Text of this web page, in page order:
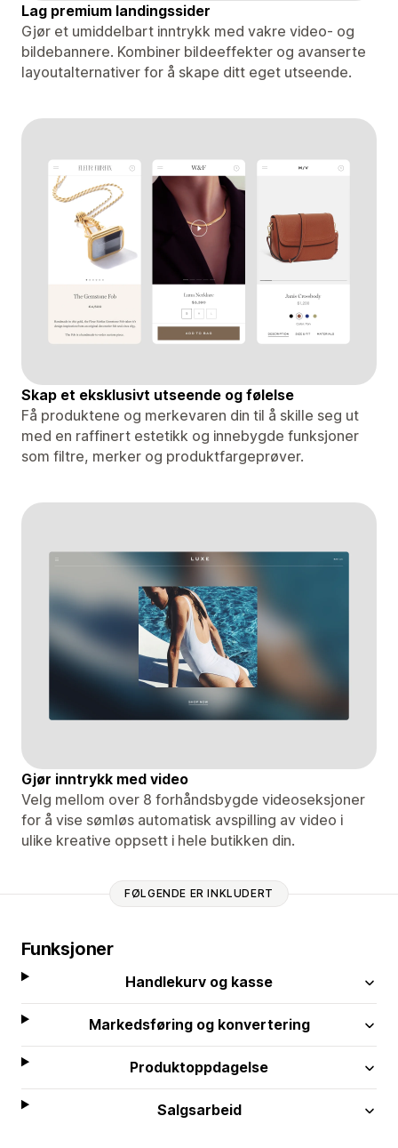
Lag premium landingssider
Gjør et umiddelbart inntrykk med vakre video- og
bildebannere. Kombiner bildeeffekter og avanserte
layoutalternativer for å skape ditt eget utseende.
Skap et eksklusivt utseende og følelse
Få produktene og merkevaren din til å skille seg ut
med en raffinert estetikk og innebygde funksjoner
som filtre, merker og produktfargeprøver.
Gjør inntrykk med video
Velg mellom over 8 forhåndsbygde videoseksjoner
for å vise sømløs automatisk avspilling av video i
ulike kreative oppsett i hele butikken din.
FØLGENDE ER INKLUDERT
Funksjoner
Handlekurv og kasse
Markedsføring og konvertering
Produktoppdagelse
Salgsarbeid